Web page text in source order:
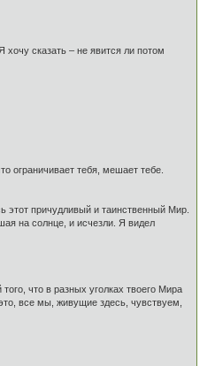
сказать – не явится ли потом
ограничивает тебя, мешает тебе.
этот причудливый и таинственный Мир.
на солнце, и исчезли. Я видел
что в разных уголках твоего Мира
все мы, живущие здесь, чувствуем,